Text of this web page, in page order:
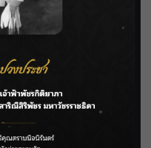
ปัญหาโครงการประตู
“อยากกินอะไรหลังจาก
มีชีวิต”
ครงการหุบกะพง–ห้วย